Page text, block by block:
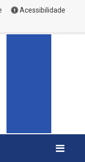
Acessibilidade